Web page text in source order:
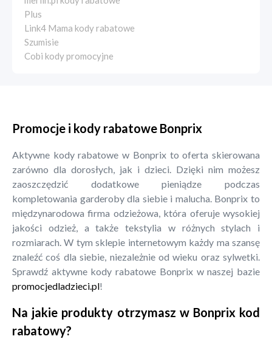
Plus
Link4 Mama kody rabatowe
Szumisie
Cobi kody promocyjne
Promocje i kody rabatowe Bonprix
Aktywne kody rabatowe w Bonprix to oferta skierowana
zarówno dla dorosłych, jak i dzieci. Dzięki nim możesz
zaoszczędzić dodatkowe pieniądze podczas
kompletowania garderoby dla siebie i malucha. Bonprix to
międzynarodowa firma odzieżowa, która oferuje wysokiej
jakości odzież, a także tekstylia w różnych stylach i
rozmiarach. W tym sklepie internetowym każdy ma szansę
znaleźć coś dla siebie, niezależnie od wieku oraz sylwetki.
Sprawdź aktywne kody rabatowe Bonprix w naszej bazie
promocjedladzieci.pl!
Na jakie produkty otrzymasz w Bonprix kod
rabatowy?